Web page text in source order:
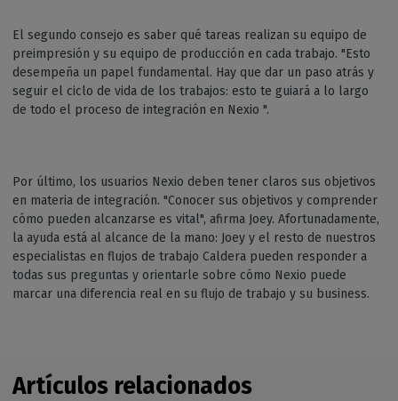
El segundo consejo es saber qué tareas realizan su equipo de
preimpresión y su equipo de producción en cada trabajo. "Esto
desempeña un papel fundamental. Hay que dar un paso atrás y
seguir el ciclo de vida de los trabajos: esto te guiará a lo largo
de todo el proceso de integración en Nexio ".
Por último, los usuarios Nexio deben tener claros sus objetivos
en materia de integración. "Conocer sus objetivos y comprender
cómo pueden alcanzarse es vital", afirma Joey. Afortunadamente,
la ayuda está al alcance de la mano: Joey y el resto de nuestros
especialistas en flujos de trabajo Caldera pueden responder a
todas sus preguntas y orientarle sobre cómo Nexio puede
marcar una diferencia real en su flujo de trabajo y su business.
Artículos relacionados